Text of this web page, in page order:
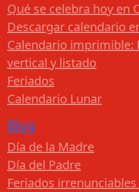
Qué se celebra hoy en
Descargar calendario
Calendario imprimible:
vertical y listado
Feriados
Calendario Lunar
Blog
Día de la Madre
Día del Padre
Feriados